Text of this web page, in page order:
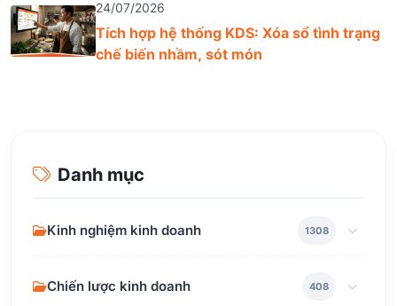
24/07/2026
Tích hợp hệ thống KDS: Xóa sổ tình trạng
chế biến nhầm, sót món
Danh mục
Kinh nghiệm kinh doanh 1308
Chiến lược kinh doanh 408